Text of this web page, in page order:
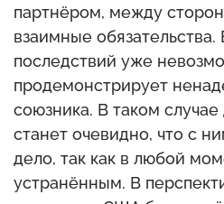
партнёром, между
взаимные обязательства.
последствий уже
продемонстрирует
союзника. В таком
станет очевидно, что с
дело, так как в любой
устранённым. В